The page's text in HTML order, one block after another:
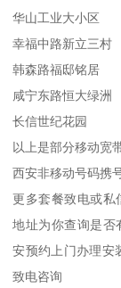
华山工业大小区
幸福中路新立三村
韩森路福邸铭居
咸宁东路恒大绿洲
长信世纪花园
以上是部分移动宽
西安非移动号码携
更多套餐致电或私
地址为你查询是否
安预约上门办理安
致电咨询